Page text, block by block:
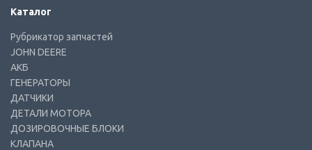
Каталог
Рубрикатор запчастей
JOHN DEERE
АКБ
ГЕНЕРАТОРЫ
ДАТЧИКИ
ДЕТАЛИ МОТОРА
ДОЗИРОВОЧНЫЕ БЛОКИ
КЛАПАНА